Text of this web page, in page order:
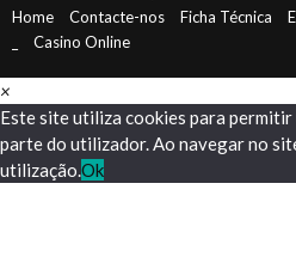
Home Contacte-nos Ficha Técnica
Casino Online
×
Este site utiliza cookies para
parte do utilizador. Ao navegar no
utilização.Ok